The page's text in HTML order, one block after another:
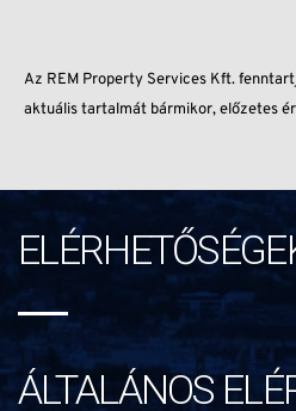
Az REM Property Services Kft.
aktuális tartalmát bármikor, előzetes
ÁLTALÁNOS